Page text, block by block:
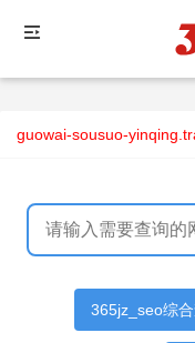
guowai-sousuo-
365jz_seo综